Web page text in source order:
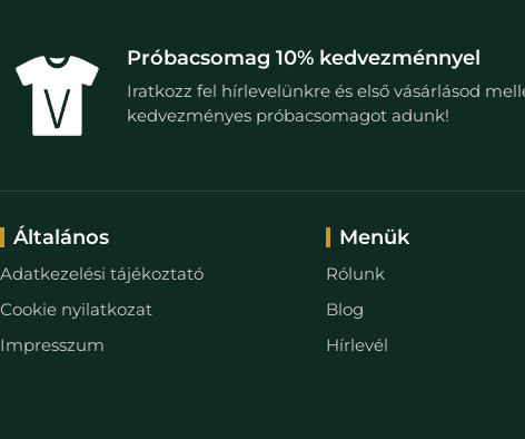
Próbacsomag 10% kedvezménnyel
Iratkozz fel hírlevelünkre és első vásárlásod
kedvezményes próbacsomagot adunk!
Általános
Adatkezelési tájékoztató
Cookie nyilatkozat
Impresszum
Menük
Rólunk
Blog
Hírlevél